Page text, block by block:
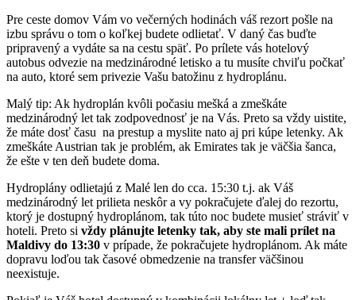
Pre ceste domov Vám vo večerných hodinách váš rezort pošle na
izbu správu o tom o koľkej budete odlietať. V daný čas buďte
pripravený a vydáte sa na cestu späť. Po prílete vás hotelový
autobus odvezie na medzinárodné letisko a tu musíte chviľu počkať
na auto, ktoré sem privezie Vašu batožinu z hydroplánu.
Malý tip: Ak hydroplán kvôli počasiu mešká a zmeškáte
medzinárodný let tak zodpovednosť je na Vás. Preto sa vždy uistite,
že máte dosť času na prestup a myslite nato aj pri kúpe letenky. Ak
zmeškáte Austrian tak je problém, ak Emirates tak je väčšia šanca,
že ešte v ten deň budete doma.
Hydroplány odlietajú z Malé len do cca. 15:30 t.j. ak Váš
medzinárodný let prilieta neskôr a vy pokračujete ďalej do rezortu,
ktorý je dostupný hydroplánom, tak túto noc budete musieť stráviť v
hoteli. Preto si vždy plánujte letenky tak, aby ste mali prílet na
Maldivy do 13:30 v prípade, že pokračujete hydroplánom. Ak máte
dopravu loďou tak časové obmedzenie na transfer väčšinou
neexistuje.